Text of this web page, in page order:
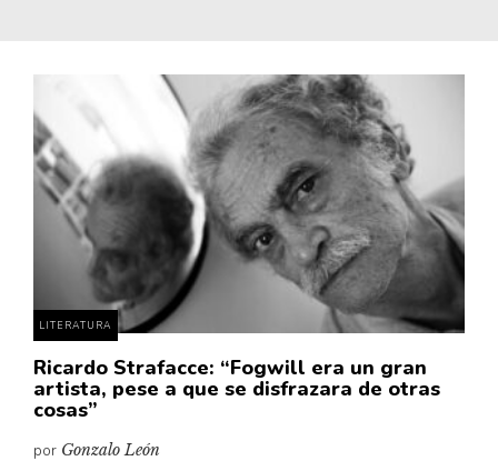
Cultura
Diccionario portátil de la literatura chilena
Documentos
Fragmentos
Gran reserva
Historia material de los libros
Lagunas mentales
Libros
Libros usados
LITERATURA
Ricardo Strafacce: “Fogwill era un gran
artista, pese a que se disfrazara de otras
cosas”
por Gonzalo León